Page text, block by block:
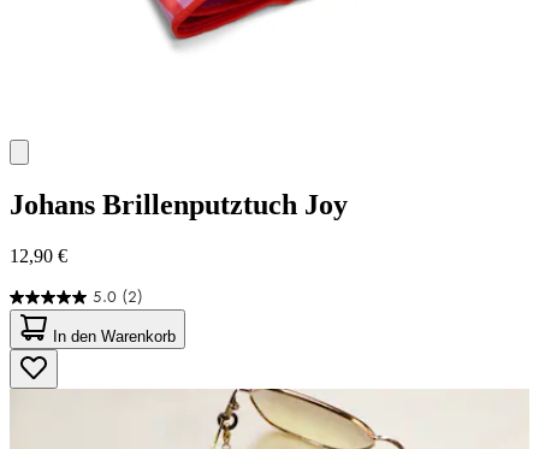
Johans Brillenputztuch Joy
12,90 €
5.0 (2)
5.0
von
5
Sternen.
2
In den Warenkorb